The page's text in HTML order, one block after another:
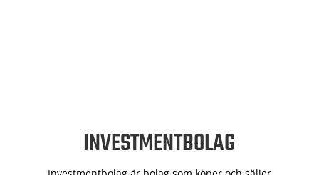
INVESTMENTBOLAG